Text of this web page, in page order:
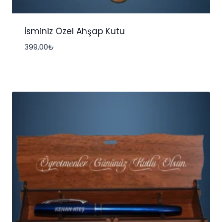
İsminiz Özel Ahşap Kutu
399,00₺